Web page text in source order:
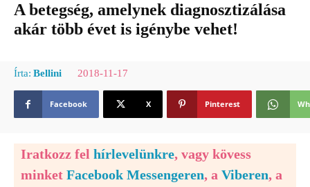
A betegség, amelynek diagnosztizálása
akár több évet is igénybe vehet!
Írta: Bellini 2018-11-17
Facebook X Pinterest
Iratkozz fel hírlevelünkre, vagy kövess
minket Facebook Messengeren, a Viberen, a